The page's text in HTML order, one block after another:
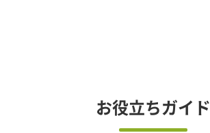
お役立ちガイド